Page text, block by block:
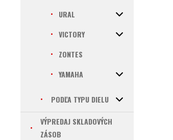
URAL
VICTORY
ZONTES
YAMAHA
PODĽA TYPU DIELU
VÝPREDAJ SKLADOVÝCH
ZÁSOB